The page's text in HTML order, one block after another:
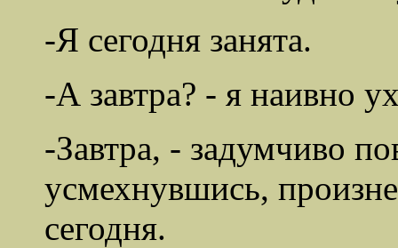
-Я сегодня занята.
-А завтра? - я наивно
-Завтра, - задумчиво
усмехнувшись,
сегодня.